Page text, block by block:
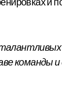
команды и